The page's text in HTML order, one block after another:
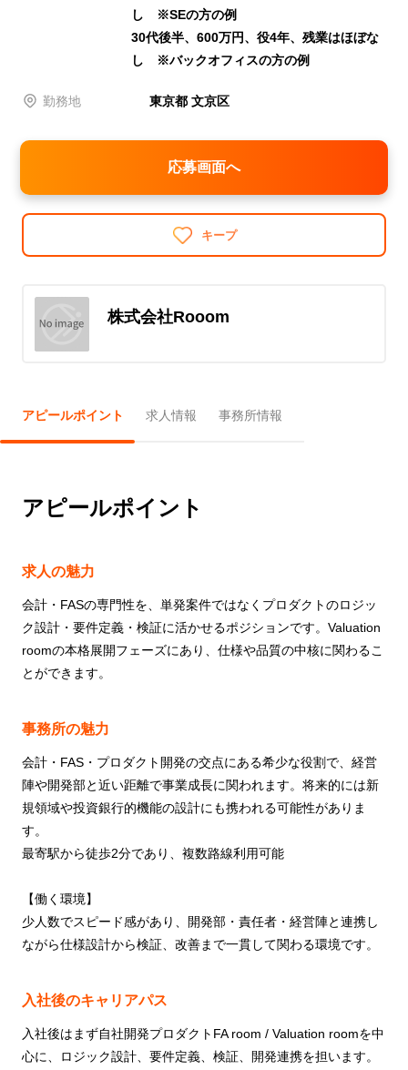
し ※SEの方の例
30代後半、600万円、役4年、残業はほぼな
し ※バックオフィスの方の例
勤務地 東京都 文京区
応募画面へ
キープ
株式会社Rooom
アピールポイント 求人情報 事務所情報
アピールポイント
求人の魅力
会計・FASの専門性を、単発案件ではなくプロダクトのロジッ
ク設計・要件定義・検証に活かせるポジションです。Valuation
roomの本格展開フェーズにあり、仕様や品質の中核に関わるこ
とができます。
事務所の魅力
会計・FAS・プロダクト開発の交点にある希少な役割で、経営
陣や開発部と近い距離で事業成長に関われます。将来的には新
規領域や投資銀行的機能の設計にも携われる可能性がありま
す。
最寄駅から徒歩2分であり、複数路線利用可能
【働く環境】
少人数でスピード感があり、開発部・責任者・経営陣と連携し
ながら仕様設計から検証、改善まで一貫して関わる環境です。
入社後のキャリアパス
入社後はまず自社開発プロダクトFA room / Valuation roomを中
心に、ロジック設計、要件定義、検証、開発連携を担います。